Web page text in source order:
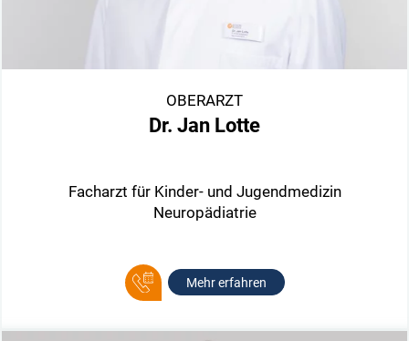
OBERARZT
Dr. Jan Lotte
Facharzt für Kinder- und Jugendmedizin
Neuropädiatrie
Mehr erfahren